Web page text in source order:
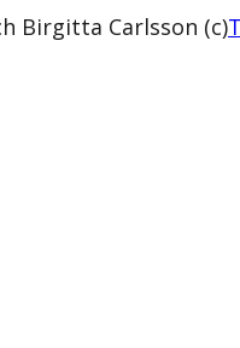
Birgitta Carlsson (c)